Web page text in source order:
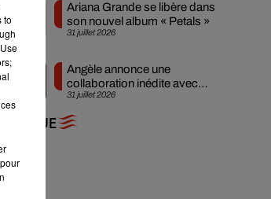
31 juillet 2026
Ariana Grande se libère dans
son nouvel album « Petals »
31 juillet 2026
Angèle annonce une
collaboration inédite avec
Amelie Lens
to